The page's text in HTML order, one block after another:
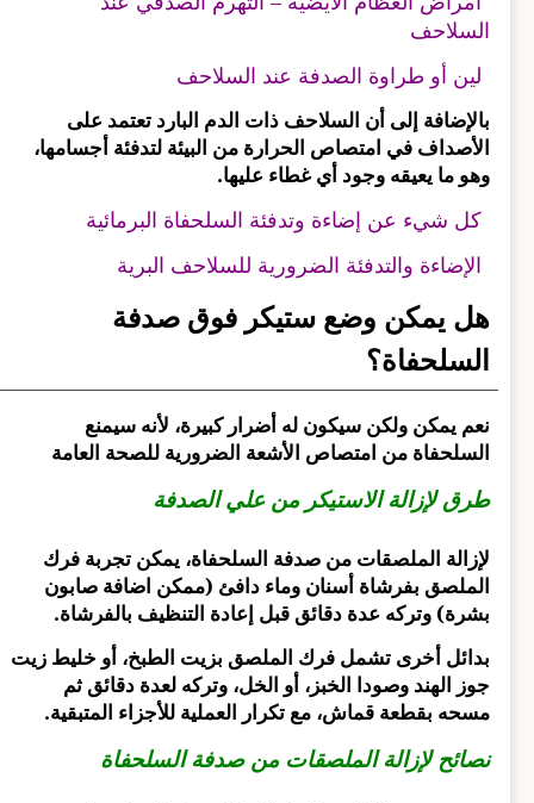
السلاحف
لين أو طراوة الصدفة عند السلاحف
بالإضافة إلى أن السلاحف ذات الدم البارد تعتمد على
الأصداف في امتصاص الحرارة من البيئة لتدفئة أجسامها،
وهو ما يعيقه وجود أي غطاء عليها.
كل شيء عن إضاءة وتدفئة السلحفاة البرمائية
الإضاءة والتدفئة الضرورية للسلاحف البرية
هل يمكن وضع ستيكر فوق صدفة
السلحفاة؟
نعم يمكن ولكن سيكون له أضرار كبيرة، لأنه سيمنع
السلحفاة من امتصاص الأشعة الضرورية للصحة العامة
طرق لإزالة الاستيكر من علي الصدفة
لإزالة الملصقات من صدفة السلحفاة، يمكن تجربة فرك
الملصق بفرشاة أسنان وماء دافئ (ممكن اضافة صابون
بشرة) وتركه عدة دقائق قبل إعادة التنظيف بالفرشاة.
بدائل أخرى تشمل فرك الملصق بزيت الطبخ، أو خليط زيت
جوز الهند وصودا الخبز، أو الخل، وتركه لعدة دقائق ثم
مسحه بقطعة قماش، مع تكرار العملية للأجزاء المتبقية.
نصائح لإزالة الملصقات من صدفة السلحفاة